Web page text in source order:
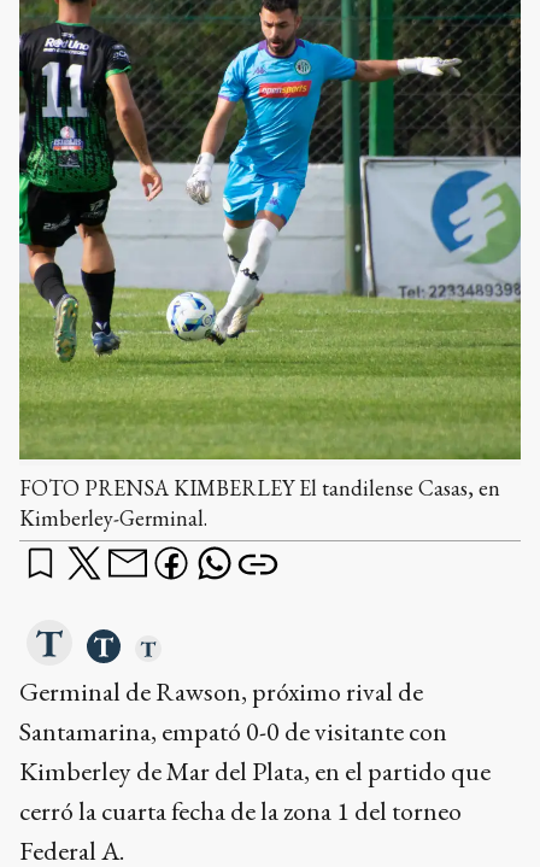
FOTO PRENSA KIMBERLEY El tandilense Casas, en
Kimberley-Germinal.
Germinal de Rawson, próximo rival de
Santamarina, empató 0-0 de visitante con
Kimberley de Mar del Plata, en el partido que
cerró la cuarta fecha de la zona 1 del torneo
Federal A.